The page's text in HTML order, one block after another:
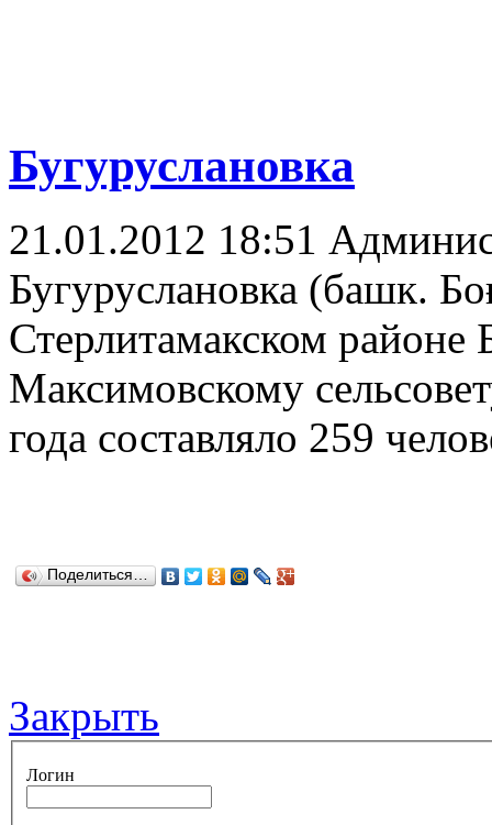
Бугуруслановка
21.01.2012 18:51
Бугуруслановка (башк.
Стерлитамакском районе
Максимовскому
года составляло 259
Поделиться…
Закрыть
Логин